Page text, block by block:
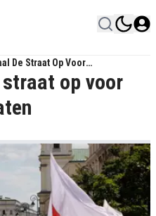
De Straat Op Voor
op voor